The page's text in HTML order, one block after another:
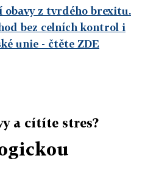
z tvrdého brexitu.
bez celních kontrol i
unie - čtěte ZDE
a cítíte stres?